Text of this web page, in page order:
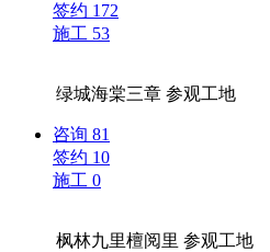
签约 172
施工 53
绿城海棠三章参观工地
咨询 81
签约 10
施工 0
枫林九里檀阅里参观工地